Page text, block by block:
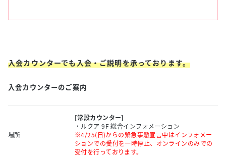
入会カウンターでも入会・ご説明を承っております。
入会カウンターのご案内
場所
[常設カウンター]
・ルクア 9F 総合インフォメーション
※4/25(日)からの緊急事態宣言中はインフォメー
ションでの受付を一時停止、オンラインのみでの
受付を行っております。